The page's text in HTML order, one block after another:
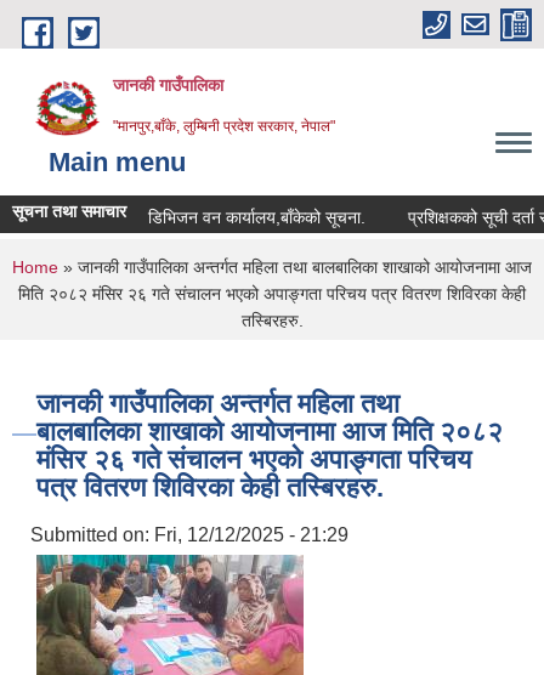
Skip to main content
जानकी गाउँपालिका
"मानपुर,बाँके, लुम्बिनी प्रदेश सरकार, नेपाल"
Main menu
सूचना तथा समाचारडिभिजन वन कार्यालय,बाँकेको सूचना. प्रशिक्षकको सूची दर्ता सम्बन्धी
You are here
Home » जानकी गाउँपालिका अन्तर्गत महिला तथा बालबालिका शाखाको आयोजनामा आज
मिति २०८२ मंसिर २६ गते संचालन भएको अपाङ्गता परिचय पत्र वितरण शिविरका केही
तस्बिरहरु.
जानकी गाउँपालिका अन्तर्गत महिला तथा
बालबालिका शाखाको आयोजनामा आज मिति २०८२
मंसिर २६ गते संचालन भएको अपाङ्गता परिचय
पत्र वितरण शिविरका केही तस्बिरहरु.
Submitted on: Fri, 12/12/2025 - 21:29